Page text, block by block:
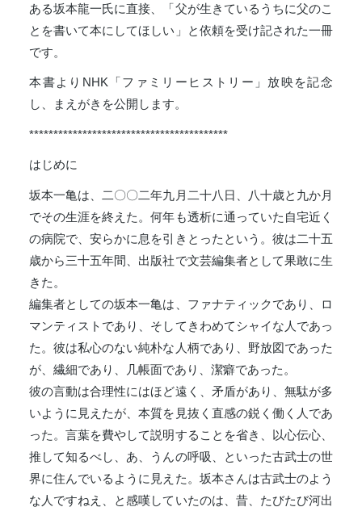
ある坂本龍一氏に直接、「父が生きているうちに父のこ
とを書いて本にしてほしい」と依頼を受け記された一冊
です。
本書よりNHK「ファミリーヒストリー」放映を記念
し、まえがきを公開します。
*****************************************
はじめに
坂本一亀は、二〇〇二年九月二十八日、八十歳と九か月
でその生涯を終えた。何年も透析に通っていた自宅近く
の病院で、安らかに息を引きとったという。彼は二十五
歳から三十五年間、出版社で文芸編集者として果敢に生
きた。
編集者としての坂本一亀は、ファナティックであり、ロ
マンティストであり、そしてきわめてシャイな人であっ
た。彼は私心のない純朴な人柄であり、野放図であった
が、繊細であり、几帳面であり、潔癖であった。
彼の言動は合理性にはほど遠く、矛盾があり、無駄が多
いように見えたが、本質を見抜く直感の鋭く働く人であ
った。言葉を費やして説明することを省き、以心伝心、
推して知るべし、あ、うんの呼吸、といった古武士の世
界に住んでいるように見えた。坂本さんは古武士のよう
な人ですねえ、と感嘆していたのは、昔、たびたび河出